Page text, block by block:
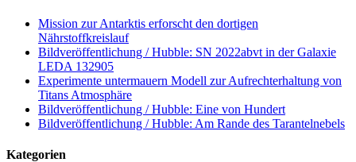
Mission zur Antarktis erforscht den dortigen
Nährstoffkreislauf
Bildveröffentlichung / Hubble: SN 2022abvt in der Galaxie
LEDA 132905
Experimente untermauern Modell zur Aufrechterhaltung von
Titans Atmosphäre
Bildveröffentlichung / Hubble: Eine von Hundert
Bildveröffentlichung / Hubble: Am Rande des Tarantelnebels
Kategorien